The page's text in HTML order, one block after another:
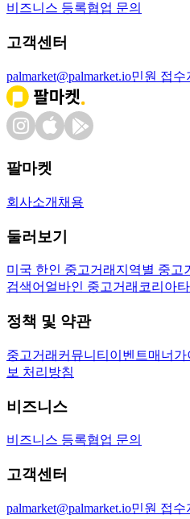
비즈니스 등록협업 문의
고객센터
palmarket@palmarket.io민원 접수
팔마켓
회사소개 채용
둘러보기
미국 한인 중고거래 지역별 중고
검색어 얼바인 중고거래 코리아
정책 및 약관
중고거래 커뮤니티 이벤트매너가
보 처리방침
비즈니스
비즈니스 등록협업 문의
고객센터
palmarket@palmarket.io민원 접수